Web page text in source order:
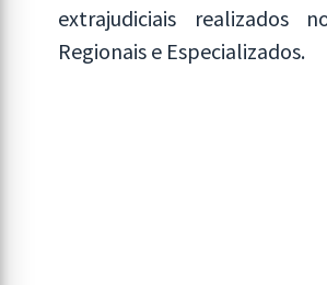
extrajudiciais realizados
Regionais e Especializados.